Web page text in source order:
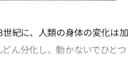
紀に、人類の身体の変化は加
ん分化し、動かないでひとつ